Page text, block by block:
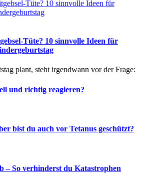
Tüte? 10 sinnvolle Ideen für
plant, steht irgendwann vor der Frage:
und richtig reagieren?
bist du auch vor Tetanus geschützt?
– So verhinderst du Katastrophen